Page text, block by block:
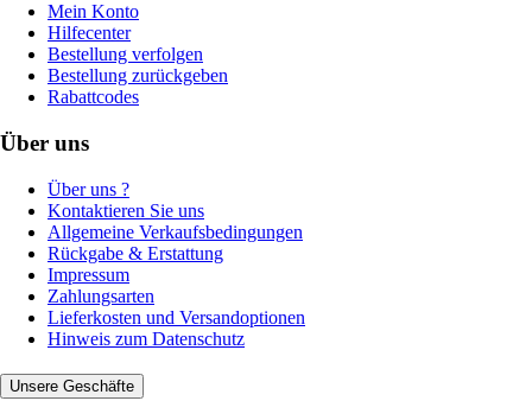
Mein Konto
Hilfecenter
Bestellung verfolgen
Bestellung zurückgeben
Rabattcodes
Über uns
Über uns ?
Kontaktieren Sie uns
Allgemeine Verkaufsbedingungen
Rückgabe & Erstattung
Impressum
Zahlungsarten
Lieferkosten und Versandoptionen
Hinweis zum Datenschutz
Unsere Geschäfte